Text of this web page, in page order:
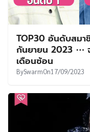
TOP30 อันดับสมา
กันยายน 2023 ⋯
เดือนซ้อน
BySwarmOn17/09/2023